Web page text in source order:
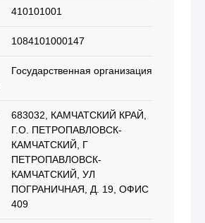
410101001
1084101000147
Государственная организация
683032, КАМЧАТСКИЙ КРАЙ,
Г.О. ПЕТРОПАВЛОВСК-
КАМЧАТСКИЙ, Г
ПЕТРОПАВЛОВСК-
КАМЧАТСКИЙ, УЛ
ПОГРАНИЧНАЯ, Д. 19, ОФИС
409